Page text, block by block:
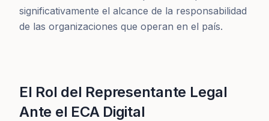
significativamente el alcance de la responsabilidad
de las organizaciones que operan en el país.
El Rol del Representante Legal
Ante el ECA Digital